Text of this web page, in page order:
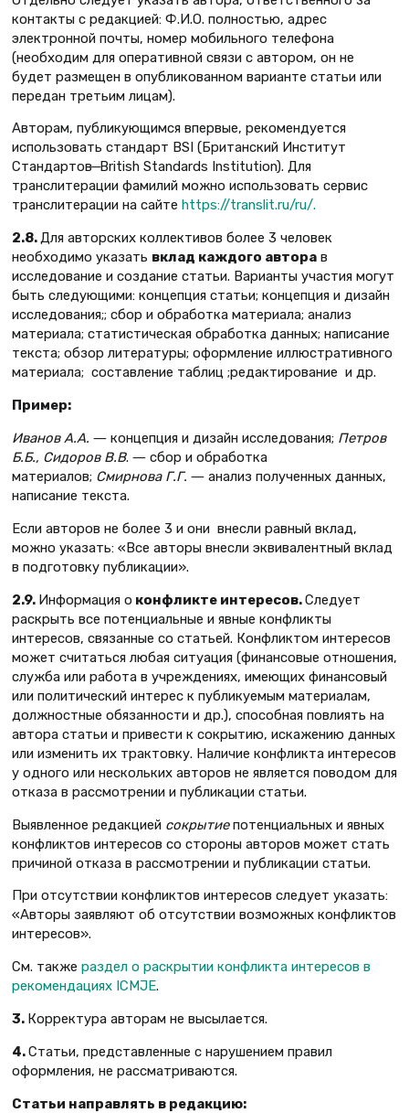
контакты с редакцией: Ф.И.О. полностью, адрес
электронной почты, номер мобильного телефона
(необходим для оперативной связи с автором, он не
будет размещен в опубликованном варианте статьи или
передан третьим лицам).
Авторам, публикующимся впервые, рекомендуется
использовать стандарт BSI (Британский Институт
Стандартов ̶ British Standards Institution). Для
транслитерации фамилий можно использовать сервис
транслитерации на сайте https://translit.ru/ru/.
2.8.Для авторских коллективов более 3 человек
необходимо указать вклад каждого автора в
исследование и создание статьи. Варианты участия могут
быть следующими: концепция статьи; концепция и дизайн
исследования;; сбор и обработка материала; анализ
материала; статистическая обработка данных; написание
текста; обзор литературы; оформление иллюстративного
материала; составление таблиц ;редактирование и др.
Пример:
ИвановA.A. ― концепция и дизайн исследования; Петров
Б.Б., Сидоров В.В. ― сбор и обработка
материалов; Смирнова Г.Г. ― анализ полученных данных,
написание текста.
Если авторов не более 3 и они внесли равный вклад,
можно указать: «Все авторы внесли эквивалентный вклад
в подготовку публикации».
2.9. Информация о конфликте интересов.Следует
раскрыть все потенциальные и явные конфликты
интересов, связанные со статьей. Конфликтом интересов
может считаться любая ситуация (финансовые отношения,
служба или работа в учреждениях, имеющих финансовый
или политический интерес к публикуемым материалам,
должностные обязанности и др.), способная повлиять на
автора статьи и привести к сокрытию, искажению данных
или изменить их трактовку. Наличие конфликта интересов
у одного или нескольких авторов не является поводом для
отказа в рассмотрении и публикации статьи.
Выявленное редакцией сокрытиепотенциальных и явных
конфликтов интересов со стороны авторов может стать
причиной отказа в рассмотрении и публикации статьи.
При отсутствии конфликтов интересов следует указать:
«Авторы заявляют об отсутствии возможных конфликтов
интересов».
См. также раздел о раскрытии конфликта интересов в
рекомендациях ICMJE.
3. Корректура авторам не высылается.
4.Статьи, представленные с нарушением правил
оформления, не рассматриваются.
Статьи направлять в редакцию: